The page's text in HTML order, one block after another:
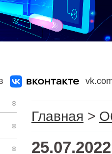
Главная >
25.07.2022